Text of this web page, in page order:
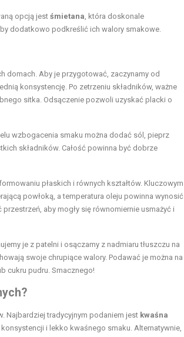
opcją jestśmietana, która doskonale
dodatkowo podkreślić ich walory smakowe.
domach. Aby je przygotować, zaczynamy od
konsystencję. Po zetrzeniu składników, ważne
sitka. Odsączenie pozwoli uzyskać placki o
wzbogacenia smaku można dodać sól, pieprz
składników. Całość powinna być dobrze
płaskich i równych kształtów. Kluczowym
powłoką, a temperatura oleju powinna wynosić
aby mogły się równomiernie usmażyć i
je z patelni i osączamy z nadmiaru tłuszczu na
swoje chrupiące walory. Podawać je można na
cukru pudru. Smacznego!
Najbardziej tradycyjnym podaniem jest kwaśna
i lekko kwaśnego smaku. Alternatywnie,